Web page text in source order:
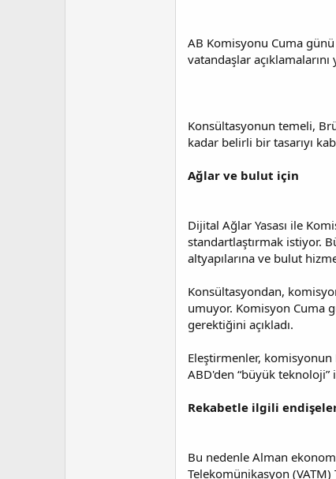
AB Komisyonu Cuma
vatandaşlar
Konsültasyonun temeli,
kadar belirli bir tasarıyı
Ağlar ve bulut için
Dijital Ağlar Yasası ile
standartlaştırmak istiyor.
altyapılarına ve bulut
Konsültasyondan,
umuyor. Komisyon Cuma
gerektiğini açıkladı.
Eleştirmenler,
ABD'den “büyük teknoloji”
Rekabetle ilgili
Bu nedenle Alman
Telekomünikasyon